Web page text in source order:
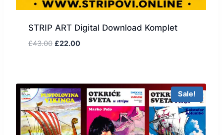
STRIP ART Digital Download Komplet
£43.00 £22.00
Sale!